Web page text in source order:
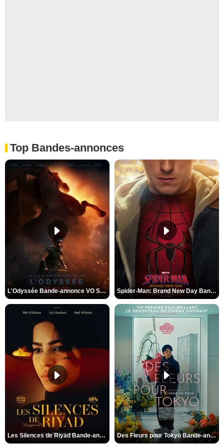
Top Bandes-annonces
L'Odyssée Bande-annonce VO STFR Spider-Man: Brand New Day Bande-annonce VO STFR
Les Silences de Riyad Bande-annonce VO STFR Des Fleurs pour Tokyo Bande-annonce VO STFR